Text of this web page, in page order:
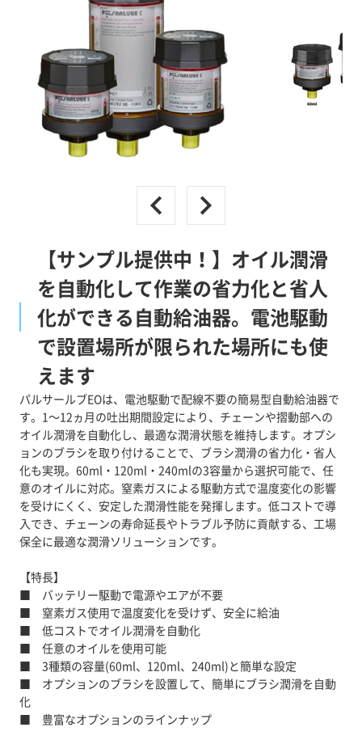
【サンプル提供中！】オイル潤滑
を自動化して作業の省力化と省人
化ができる自動給油器。電池駆動
で設置場所が限られた場所にも使
えます
パルサールブEOは、電池駆動で配線不要の簡易型自動給油器で
す。1～12ヵ月の吐出期間設定により、チェーンや摺動部への
オイル潤滑を自動化し、最適な潤滑状態を維持します。オプシ
ョンのブラシを取り付けることで、ブラシ潤滑の省力化・省人
化も実現。60ml・120ml・240mlの3容量から選択可能で、任
意のオイルに対応。窒素ガスによる駆動方式で温度変化の影響
を受けにくく、安定した潤滑性能を発揮します。低コストで導
入でき、チェーンの寿命延長やトラブル予防に貢献する、工場
保全に最適な潤滑ソリューションです。
【特長】
■ バッテリー駆動で電源やエアが不要
■ 窒素ガス使用で温度変化を受けず、安全に給油
■ 低コストでオイル潤滑を自動化
■ 任意のオイルを使用可能
■ 3種類の容量(60ml、120ml、240ml)と簡単な設定
■ オプションのブラシを設置して、簡単にブラシ潤滑を自動
化
■ 豊富なオプションのラインナップ